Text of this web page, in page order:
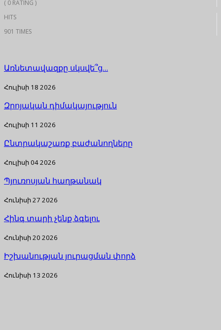
( 0 RATING )
HITS
901 TIMES
Առնետավազքը սկսվե՞ց…
Հուլիսի 18 2026
Զրոյական դիմակայություն
Հուլիսի 11 2026
Ընտրակաշառք բաժանողները
Հուլիսի 04 2026
Պյուռոսյան հաղթանակ
Հունիսի 27 2026
Հինգ տարի չենք ձգելու
Հունիսի 20 2026
Իշխանության յուրացման փորձ
Հունիսի 13 2026